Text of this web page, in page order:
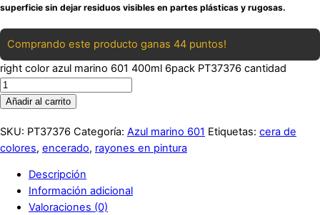
superficie sin dejar residuos visibles en partes plásticas y rugosas.
Comprando este producto ganas 44 puntos!
right color azul marino 601 400ml 6pack PT37376 cantidad
Añadir al carrito
SKU: PT37376 Categoría: Azul marino 601 Etiquetas: cera de
colores, encerado, rayones en pintura
Descripción
Información adicional
Valoraciones (0)